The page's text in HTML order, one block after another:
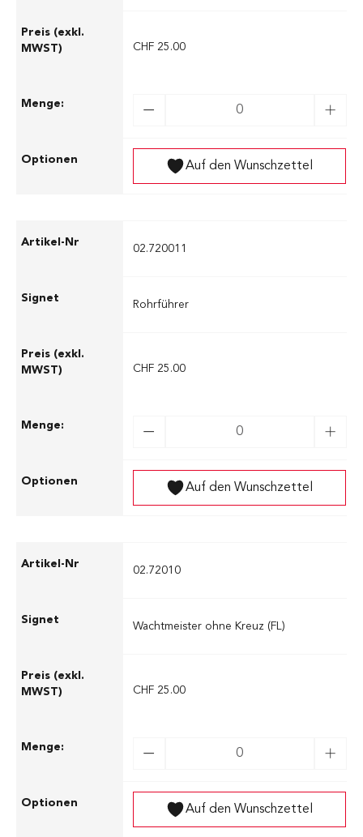
CHF 25.00
Auf den Wunschzettel
02.720011
Rohrführer
CHF 25.00
Auf den Wunschzettel
02.72010
Wachtmeister ohne Kreuz (FL)
CHF 25.00
Auf den Wunschzettel